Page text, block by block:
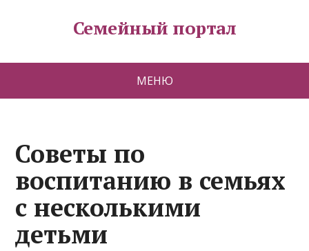
Семейный портал
МЕНЮ
Советы по
воспитанию в семьях
с несколькими
детьми